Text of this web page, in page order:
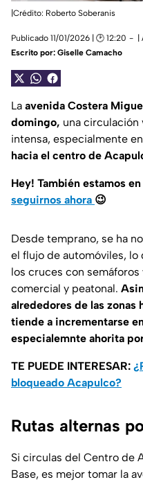
|Crédito: Roberto Soberanis
Publicado 11/01/2026 | 🕑 12:20
Escrito por: Giselle Camacho
La avenida Costera
domingo, una circulación
intensa, especialmente
hacia el centro de
Hey! También estamos
seguirnos ahora 😉
Desde temprano, se ha
el flujo de automóviles, lo
los cruces con
comercial y peatonal.
alrededores de las zonas
tiende a incrementarse
especialemnte ahorita
TE PUEDE INTERESAR:
bloqueado Acapulco?
Rutas alternas
Si circulas del Centro de
Base, es mejor tomar la